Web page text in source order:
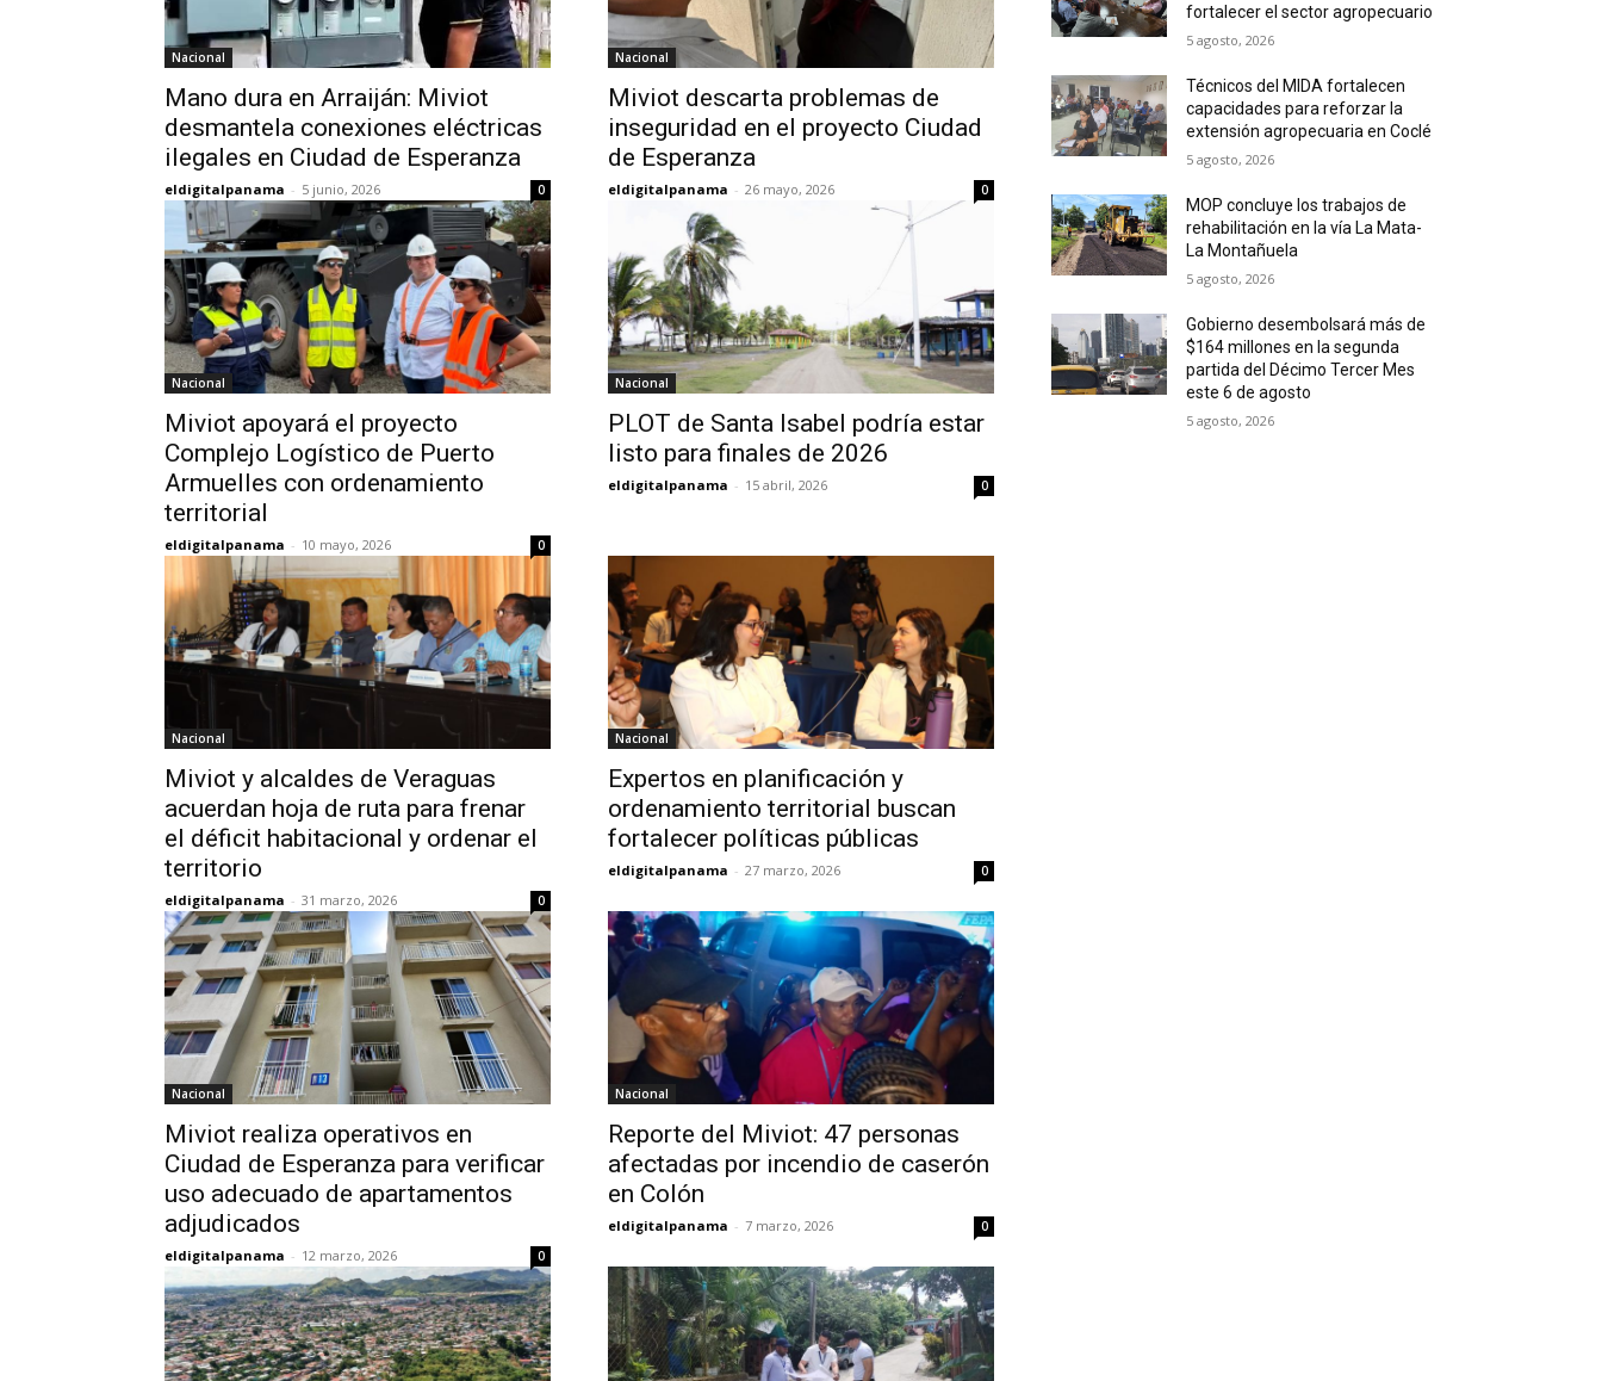
Panamá
Nacional
Mano dura en Arraiján: Miviot
desmantela conexiones eléctricas
ilegales en Ciudad de Esperanza
eldigitalpanama - 5 junio, 2026 0
Nacional
Miviot descarta problemas de
inseguridad en el proyecto Ciudad
de Esperanza
eldigitalpanama - 26 mayo, 2026 0
Nacional
Miviot apoyará el proyecto
Complejo Logístico de Puerto
Armuelles con ordenamiento
territorial
eldigitalpanama - 10 mayo, 2026 0
Nacional
PLOT de Santa Isabel podría estar
listo para finales de 2026
eldigitalpanama - 15 abril, 2026 0
Nacional
Miviot y alcaldes de Veraguas
acuerdan hoja de ruta para frenar
el déficit habitacional y ordenar el
territorio
eldigitalpanama - 31 marzo, 2026 0
Nacional
Expertos en planificación y
ordenamiento territorial buscan
fortalecer políticas públicas
eldigitalpanama - 27 marzo, 2026 0
Nacional
Miviot realiza operativos en
Ciudad de Esperanza para verificar
uso adecuado de apartamentos
adjudicados
eldigitalpanama - 12 marzo, 2026 0
Nacional
Reporte del Miviot: 47 personas
afectadas por incendio de caserón
en Colón
eldigitalpanama - 7 marzo, 2026 0
fortalecer el sector agropecuario
5 agosto, 2026
Técnicos del MIDA fortalecen
capacidades para reforzar la
extensión agropecuaria en Coclé
5 agosto, 2026
MOP concluye los trabajos de
rehabilitación en la vía La Mata-
La Montañuela
5 agosto, 2026
Gobierno desembolsará más de
$164 millones en la segunda
partida del Décimo Tercer Mes
este 6 de agosto
5 agosto, 2026